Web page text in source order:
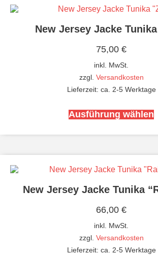
New Jersey Jacke Tunika
75,00 €
inkl. MwSt.
zzgl. Versandkosten
Lieferzeit: ca. 2-5 Werktage
Ausführung wählen
New Jersey Jacke Tunika
66,00 €
inkl. MwSt.
zzgl. Versandkosten
Lieferzeit: ca. 2-5 Werktage